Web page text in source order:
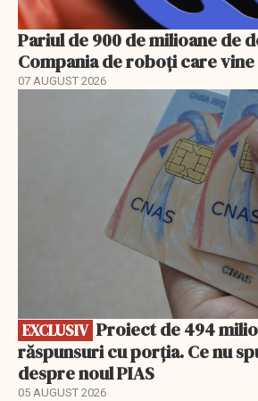
Pariul de 900 de milioane de
Compania de roboți care vine
07 AUGUST 2026
EXCLUSIV
răspunsuri cu porția. Ce nu
despre noul PIAS
05 AUGUST 2026